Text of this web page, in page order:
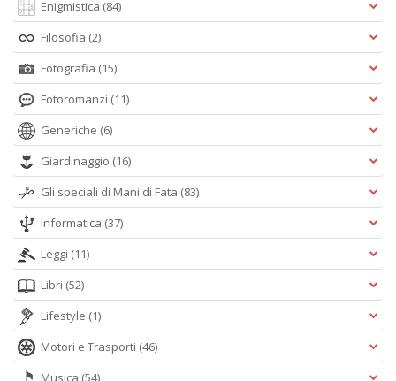
Enigmistica (84)
Filosofia (2)
Fotografia (15)
Fotoromanzi (11)
Generiche (6)
Giardinaggio (16)
Gli speciali di Mani di Fata (83)
Informatica (37)
Leggi (11)
Libri (52)
Lifestyle (1)
Motori e Trasporti (46)
Musica (54)